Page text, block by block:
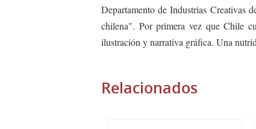
Departamento de Industrias Creativas
chilena". Por primera vez que Chile
ilustración y narrativa gráfica. Una
Relacionados